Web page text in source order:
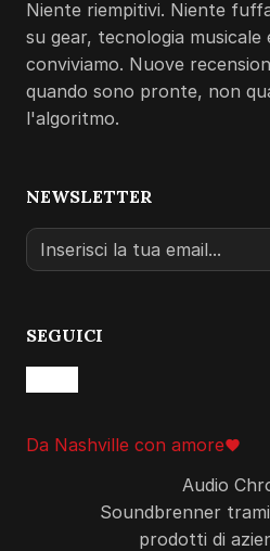
Niente riempitivi. Niente
su gear, tecnologia
conviviamo. Nuove
quando sono pronte, non
l'algoritmo.
NEWSLETTER
SEGUICI
Da Nashville con amorefavorite
amore
Audio
Soundbrenner
prodotti di